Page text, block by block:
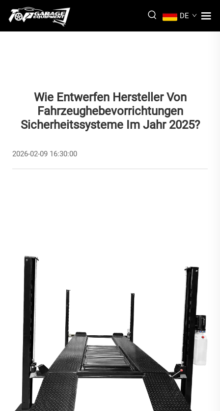
DE
Wie Entwerfen Hersteller Von
Fahrzeughebevorrichtungen
Sicherheitssysteme Im Jahr 2025?
2026-02-09 16:30:00